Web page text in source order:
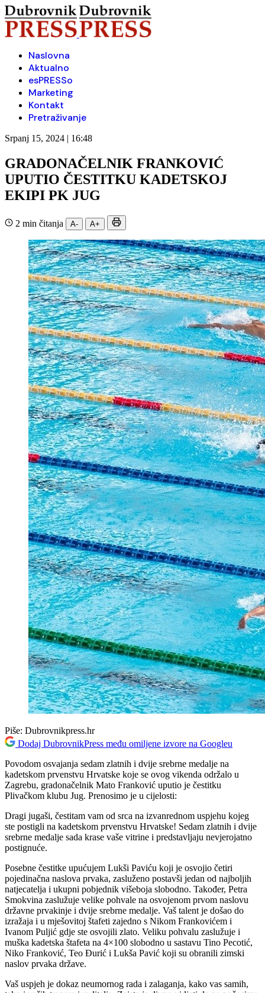
Naslovna
Aktualno
esPRESSo
Marketing
Kontakt
Pretraživanje
Srpanj 15, 2024 | 16:48
GRADONAČELNIK FRANKOVIĆ
UPUTIO ČESTITKU KADETSKOJ
EKIPI PK JUG
2 min čitanja A- A+
Piše: Dubrovnikpress.hr
Dodaj DubrovnikPress među omiljene izvore na Googleu
Povodom osvajanja sedam zlatnih i dvije srebrne medalje na
kadetskom prvenstvu Hrvatske koje se ovog vikenda održalo u
Zagrebu, gradonačelnik Mato Franković uputio je čestitku
Plivačkom klubu Jug. Prenosimo je u cijelosti:
Dragi jugaši, čestitam vam od srca na izvanrednom uspjehu kojeg
ste postigli na kadetskom prvenstvu Hrvatske! Sedam zlatnih i dvije
srebrne medalje sada krase vaše vitrine i predstavljaju nevjerojatno
postignuće.
Posebne čestitke upućujem Lukši Paviću koji je osvojio četiri
pojedinačna naslova prvaka, zasluženo postavši jedan od najboljih
natjecatelja i ukupni pobjednik višeboja slobodno. Također, Petra
Smokvina zaslužuje velike pohvale na osvojenom prvom naslovu
državne prvakinje i dvije srebrne medalje. Vaš talent je došao do
izražaja i u mješovitoj štafeti zajedno s Nikom Frankovićem i
Ivanom Puljić gdje ste osvojili zlato. Veliku pohvalu zaslužuje i
muška kadetska štafeta na 4×100 slobodno u sastavu Tino Pecotić,
Niko Franković, Teo Đurić i Lukša Pavić koji su obranili zimski
naslov prvaka države.
Vaš uspjeh je dokaz neumornog rada i zalaganja, kako vas samih,